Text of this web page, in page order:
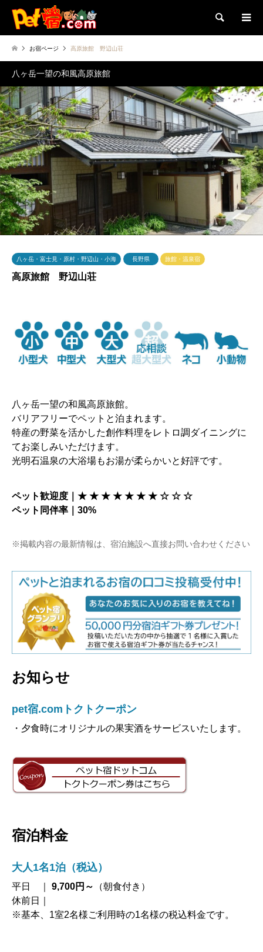
検索
お宿ページ 高原旅館 野辺山荘
八ヶ岳一望の和風高原旅館
八ヶ岳・富士見・原村・野辺山・小海 長野県 旅館・温泉宿
高原旅館 野辺山荘
八ヶ岳一望の和風高原旅館。
バリアフリーでペットと泊まれます。
特産の野菜を活かした創作料理をレトロ調ダイニングに
てお楽しみいただけます。
光明石温泉の大浴場もお湯が柔らかいと好評です。
ペット歓迎度｜★ ★ ★ ★ ★ ★ ★ ☆ ☆ ☆
ペット同伴率｜30%
※掲載内容の最新情報は、宿泊施設へ直接お問い合わせください
お知らせ
pet宿.comトクトクーポン
・夕食時にオリジナルの果実酒をサービスいたします。
宿泊料金
大人1名1泊（税込）
平日 ｜ 9,700円～
（朝食付き）
休前日｜
※基本、1室2名様ご利用時の1名様の税込料金です。